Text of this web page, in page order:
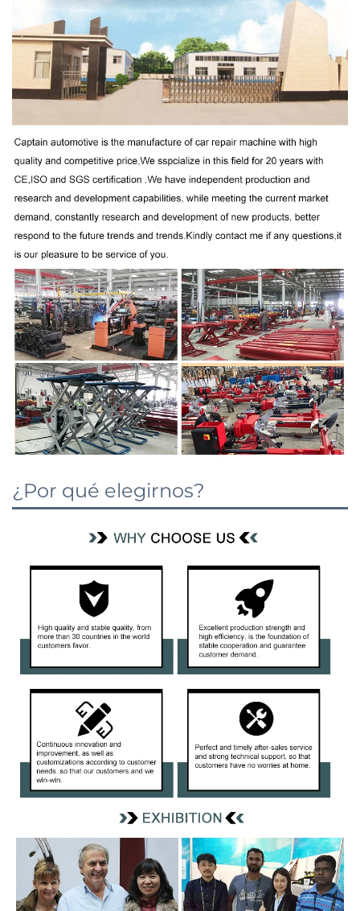
¿Por qué elegirnos?